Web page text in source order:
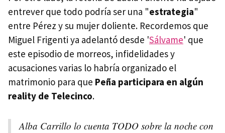
entrever que todo podría ser una "estrategia"
entre Pérez y su mujer doliente. Recordemos que
Miguel Frigenti ya adelantó desde 'Sálvame' que
este episodio de morreos, infidelidades y
acusaciones varias lo habría organizado el
matrimonio para que Peña participara en algún
reality de Telecinco.
Alba Carrillo lo cuenta TODO sobre la noche con